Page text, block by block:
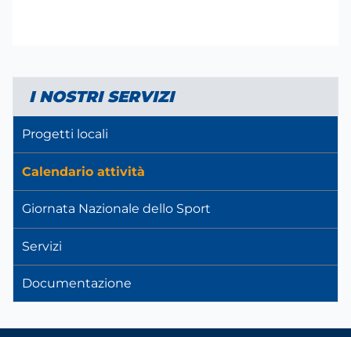
I NOSTRI SERVIZI
Progetti locali
Calendario attività
Giornata Nazionale dello Sport
Servizi
Documentazione